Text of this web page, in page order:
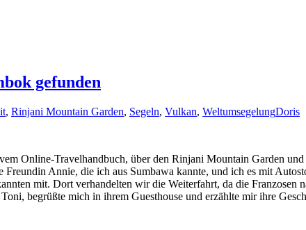
gefunden
, Rinjani Mountain Garden, Segeln, Vulkan, WeltumsegelungDoris
Online-Travelhandbuch, über den Rinjani Mountain Garden
Annie, die ich aus Sumbawa kannte, und ich es mit
mit. Dort verhandelten wir die Weiterfahrt, da die Franzosen
begrüßte mich in ihrem Guesthouse und erzählte mir ihre